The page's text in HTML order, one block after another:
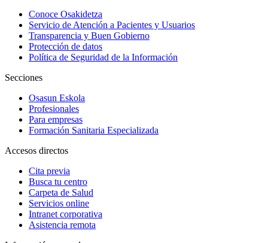
Conoce Osakidetza
Servicio de Atención a Pacientes y Usuarios
Transparencia y Buen Gobierno
Protección de datos
Política de Seguridad de la Información
Secciones
Osasun Eskola
Profesionales
Para empresas
Formación Sanitaria Especializada
Accesos directos
Cita previa
Busca tu centro
Carpeta de Salud
Servicios online
Intranet corporativa
Asistencia remota